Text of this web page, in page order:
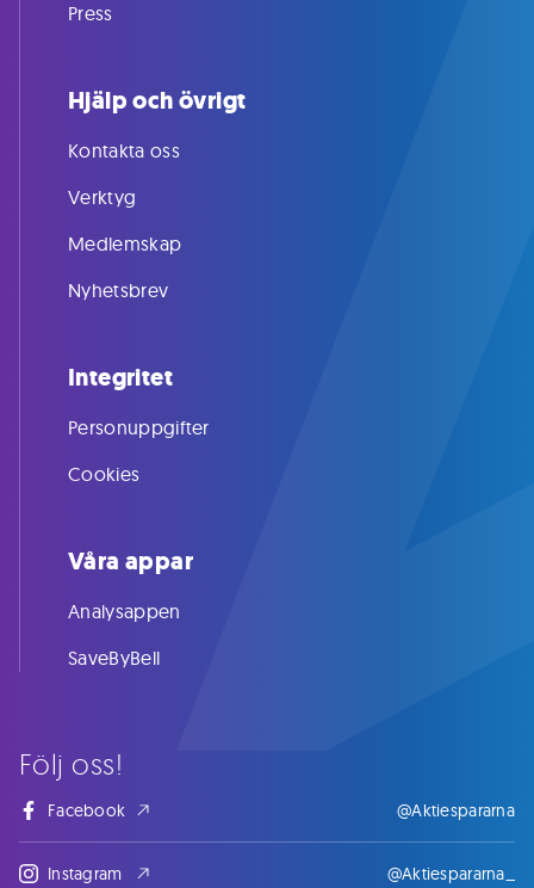
Följ oss!
Facebook @Aktiespararna
Instagram @Aktiespararna_
Press
Hjälp och övrigt
Kontakta oss
Verktyg
Medlemskap
Nyhetsbrev
Integritet
Personuppgifter
Cookies
Våra appar
Analysappen
SaveByBell